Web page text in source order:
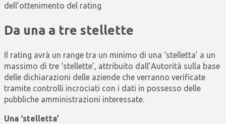
dell’ottenimento del rating
Da una a tre stellette
Il rating avrà un range tra un minimo di una ‘stelletta’ a un
massimo di tre ‘stellette’, attribuito dall’Autorità sulla base
delle dichiarazioni delle aziende che verranno verificate
tramite controlli incrociati con i dati in possesso delle
pubbliche amministrazioni interessate.
Una ‘stelletta’